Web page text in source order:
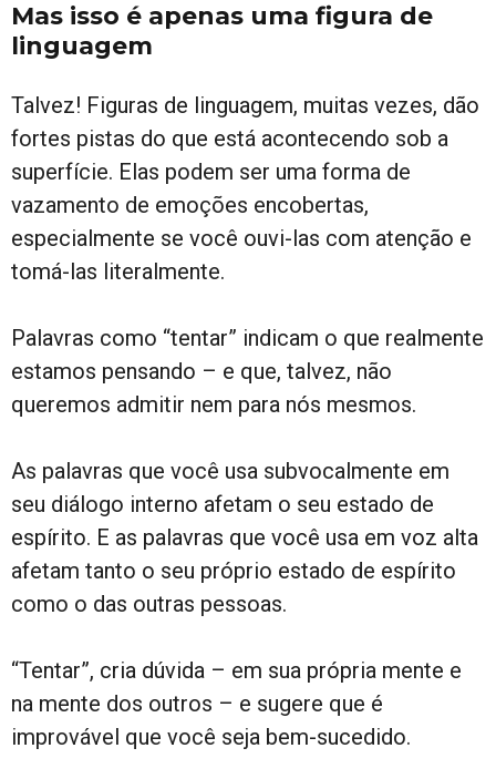
Mas isso é apenas uma figura de
linguagem
Talvez! Figuras de linguagem, muitas vezes, dão
fortes pistas do que está acontecendo sob a
superfície. Elas podem ser uma forma de
vazamento de emoções encobertas,
especialmente se você ouvi-las com atenção e
tomá-las literalmente.
Palavras como “tentar” indicam o que realmente
estamos pensando – e que, talvez, não
queremos admitir nem para nós mesmos.
As palavras que você usa subvocalmente em
seu diálogo interno afetam o seu estado de
espírito. E as palavras que você usa em voz alta
afetam tanto o seu próprio estado de espírito
como o das outras pessoas.
“Tentar”, cria dúvida – em sua própria mente e
na mente dos outros – e sugere que é
improvável que você seja bem-sucedido.